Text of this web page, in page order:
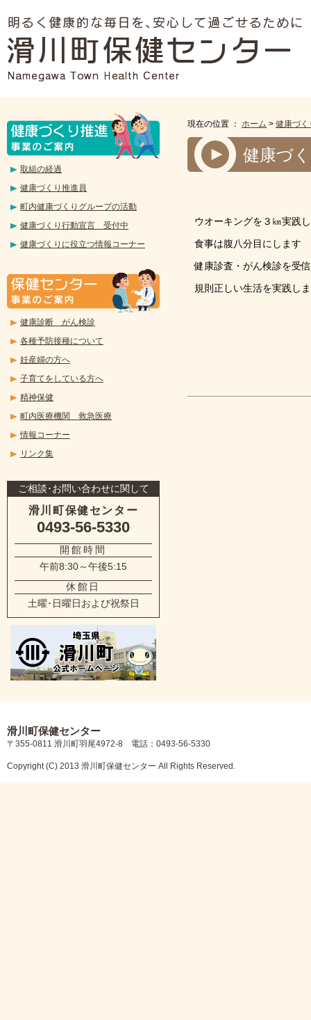
現在の位置 ： ホーム > 健康づく
健康づ
ウオーキングを３㎞実践
食事は腹八分目にします
健康診査・がん検診を受
規則正しい生活を実践し
取組の経過
健康づくり推進員
町内健康づくりグループの活動
健康づくり行動宣言 受付中
健康づくりに役立つ情報コーナー
健康診断 がん検診
各種予防接種について
妊産婦の方へ
子育てをしている方へ
精神保健
町内医療機関 救急医療
情報コーナー
リンク集
ご相談･お問い合わせに関して
滑川町保健センター
0493-56-5330
開館時間
午前8:30～午後5:15
休館日
土曜･日曜日および祝祭日
滑川町保健センター
〒355-0811 滑川町羽尾4972-8 電話：0493-56-5330
Copyright (C) 2013 滑川町保健センター All Rights Reserved.